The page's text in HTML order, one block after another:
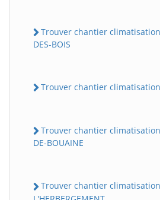
Trouver chantier climatisation
DES-BOIS
Trouver chantier climatisation
Trouver chantier climatisation
DE-BOUAINE
Trouver chantier climatisation